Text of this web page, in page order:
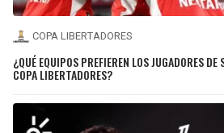
COPA LIBERTADORES
¿QUÉ EQUIPOS PREFIEREN LOS JUGADORES DE
COPA LIBERTADORES?